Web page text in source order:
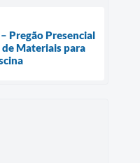
Pregão Presencial
Materiais para